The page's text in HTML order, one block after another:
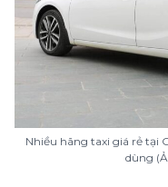
Nhiều hãng taxi giá rẻ tại
dùng